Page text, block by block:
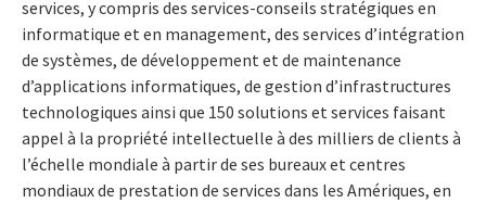
services, y compris des services-conseils stratégiques en
informatique et en management, des services d’intégration
de systèmes, de développement et de maintenance
d’applications informatiques, de gestion d’infrastructures
technologiques ainsi que 150 solutions et services faisant
appel à la propriété intellectuelle à des milliers de clients à
l’échelle mondiale à partir de ses bureaux et centres
mondiaux de prestation de services dans les Amériques, en